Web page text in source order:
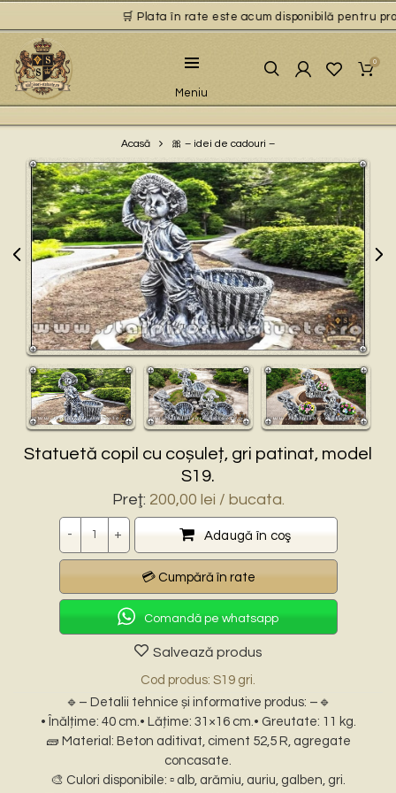
🛒 Plata în rate este acum disponibilă pentru
Meniu
0
Acasă 🎀 – idei de cadouri –
Statuetă copil cu coșuleț, gri patinat, model
S19.
Preţ: 200,00 lei / bucata.
Adaugă în coş
Comandă pe whatsapp
Salvează produs
Cod produs: S19 gri.
🔹– Detalii tehnice și informative produs: –🔹
• Înălțime: 40 cm.• Lățime: 31×16 cm.• Greutate: 11 kg.
🧱 Material: Beton aditivat, ciment 52,5 R, agregate
concasate.
🎨 Culori disponibile: ▫️ alb, arămiu, auriu, galben, gri.